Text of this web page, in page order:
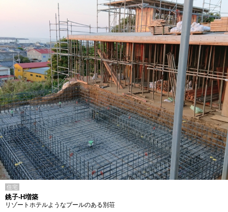
住宅
銚子-H増築
リゾートホテルようなプールのある別荘